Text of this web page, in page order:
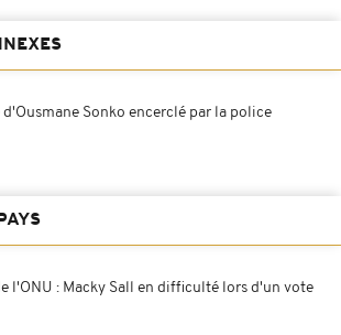
Sonko encerclé par la police
l'ONU : Macky Sall en difficulté lors d'un vote